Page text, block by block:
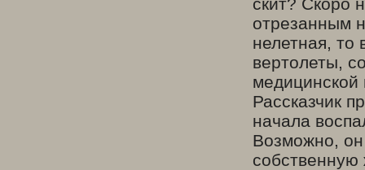
отрезанным
нелетная, то
вертолеты,
медицинской
Рассказчик
начала
Возможно,
собственную